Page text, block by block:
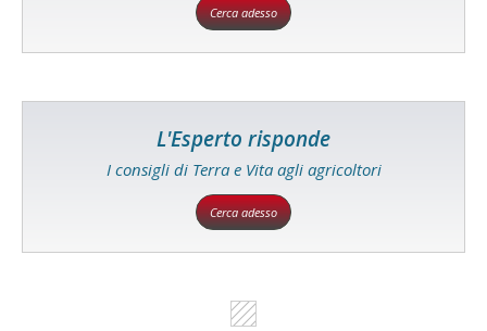
Cerca adesso
L'Esperto risponde
I consigli di Terra e Vita agli agricoltori
Cerca adesso